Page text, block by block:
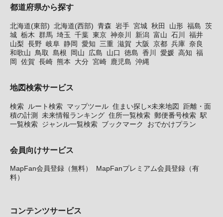
都道府県から探す
北海道(東部) 北海道(西部) 青森 岩手 宮城 秋田 山形 福島 茨
城 栃木 群馬 埼玉 千葉 東京 神奈川 新潟 富山 石川
福井
山梨 長野 岐阜 静岡 愛知 三重 滋賀 大阪 京都 兵庫 奈良
和歌山
鳥取 島根 岡山 広島 山口 徳島 香川 愛媛 高知 福
岡
佐賀 長崎 熊本 大分 宮崎 鹿児島 沖縄
地図検索サービス
検索 ルート検索 マップツール 住まい探し×未来地図
距離・面
積の計測 未来情報ランキング 住所一覧検索 郵便番号検索 駅
一覧検索 ジャンル一覧検索 ブックマーク おでかけプラン
会員向けサービス
MapFan会員登録（無料）
MapFanプレミアム会員登録（有
料）
コンテンツサービス